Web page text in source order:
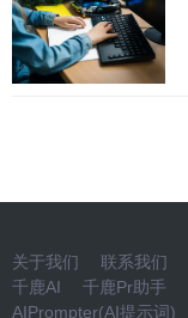
关于我们 联系我们
千鹿AI
千鹿Pr助手
AIPrompter(AI提示词)